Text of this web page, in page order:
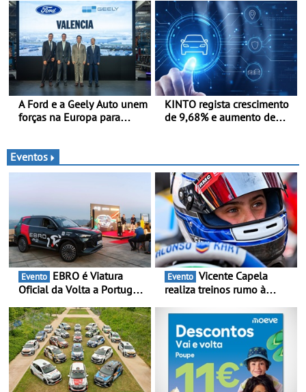
Vila Nova de Gaia e
melhoram resposta ao
aftermarket - Reforço do
portefólio e melhoria dos
prazos reduzem tempo de
imobilização das viaturas
combinando crescimento,
eletrificação e criação de
valor
A Ford e a Geely Auto unem
forças na Europa para
geração em Espanha
KINTO regista crescimento
de 9,68% e aumento de
Eventos
Evento
Oficial da Volta a Portugal
presença nacional ao lado
da mítica prova de ciclismo
e leva a sua gama SUV
multi-energia às estradas
de Portugal
Evento
realiza treinos rumo à
Portugal Karting e mira boa
estreia - O Campeonato
Portugal Karting 2026
decorre entre 1 de Março e
6 de Setembro